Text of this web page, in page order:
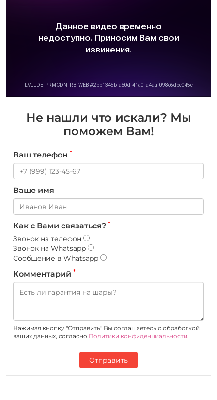
Не нашли что искали? Мы
поможем Вам!
Ваш телефон *
Ваше имя
Как с Вами связаться? *
Звонок на телефон
Звонок на Whatsapp
Сообщение в Whatsapp
Комментарий *
Нажимая кнопку "Отправить" Вы соглашаетесь c обработкой
ваших данных, согласно Политики конфиденциальности.
Отправить